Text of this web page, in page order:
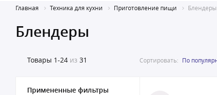
Главная Техника для кухни Приготовление пищи Блендеры
Блендеры
Товары 1-24 из 31 Сортировать: По
Примененные фильтры